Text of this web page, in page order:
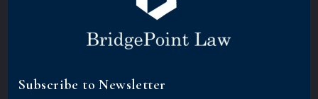
Subscribe to Newsletter